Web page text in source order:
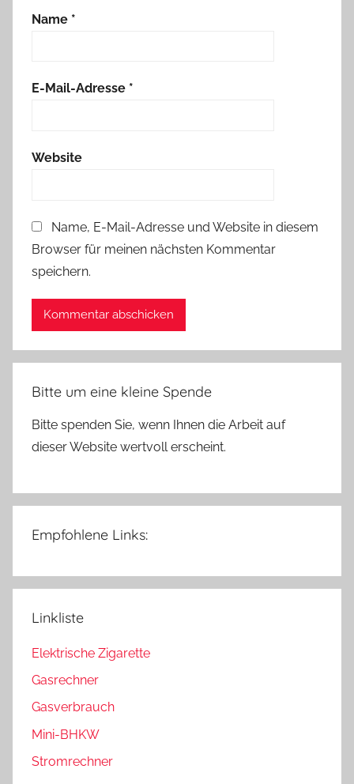
Name *
E-Mail-Adresse *
Website
Name, E-Mail-Adresse und Website in diesem
Browser für meinen nächsten Kommentar
speichern.
Bitte um eine kleine Spende
Bitte spenden Sie, wenn Ihnen die Arbeit auf
dieser Website wertvoll erscheint.
Empfohlene Links:
Linkliste
Elektrische Zigarette
Gasrechner
Gasverbrauch
Mini-BHKW
Stromrechner